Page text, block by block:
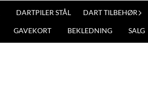
DARTPILER STÅL DART TILBEHØR
GAVEKORT BEKLEDNING SALG